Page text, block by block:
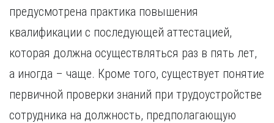
Краснодар
Красноярск
Курган
Курск
Л
Липецк
М
Ульяновск
Хабаровск
Ч
Чебоксары
Челябинск
предусмотрена практика повышения
квалификации с последующей аттестацией,
которая должна осуществляться раз в пять лет,
а иногда – чаще. Кроме того, существует понятие
первичной проверки знаний при трудоустройстве
сотрудника на должность, предполагающую